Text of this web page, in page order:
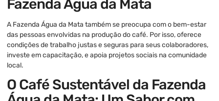
Fazenda Água da Mata
A Fazenda Água da Mata também se preocupa com o bem-estar
das pessoas envolvidas na produção do café. Por isso, oferece
condições de trabalho justas e seguras para seus colaboradores,
investe em capacitação, e apoia projetos sociais na comunidade
local.
O Café Sustentável da Fazenda